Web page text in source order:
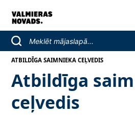
ATBILDĪGA SAIMNIEKA CEĻVEDIS
Atbildīga
ceļvedis